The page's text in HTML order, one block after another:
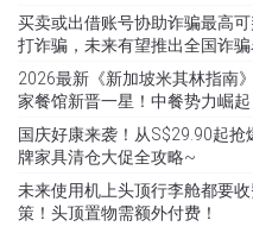
买卖或出借账号协助诈骗最高
打诈骗，未来有望推出全国诈骗
2026最新《新加坡米其林指南
家餐馆新晋一星！中餐势力崛起
国庆好康来袭！从S$29.90起
牌家具清仓大促全攻略~
未来使用机上头顶行李舱都要
策！头顶置物需额外付费！